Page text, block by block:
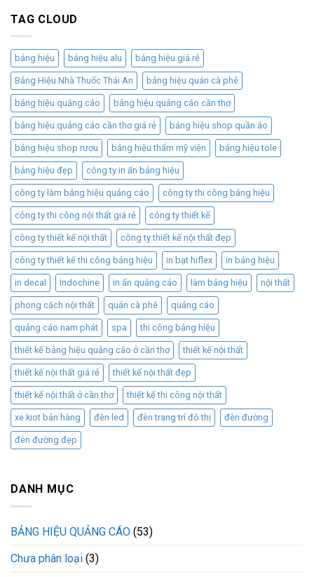
TAG CLOUD
bảng hiệu bảng hiệu alu bảng hiệu giá rẻ
Bảng Hiệu Nhà Thuốc Thái An bảng hiệu quán cà phê
bảng hiệu quảng cáo bảng hiệu quảng cáo cần thơ
bảng hiệu quảng cáo cần thơ giá rẻ bảng hiệu shop quần áo
bảng hiệu shop rượu bảng hiệu thẩm mỹ viện bảng hiệu tole
bảng hiệu đẹp công ty in ấn bảng hiệu
công ty làm bảng hiệu quảng cáo công ty thi công bảng hiệu
công ty thi công nội thất giá rẻ công ty thiết kế
công ty thiết kế nội thất công ty thiết kế nội thất đẹp
công ty thiết kế thi công bảng hiệu in bạt hiflex in bảng hiệu
in decal Indochine in ấn quảng cáo làm bảng hiệu nội thất
phong cách nội thất quán cà phê quảng cáo
quảng cáo nam phát spa thi công bảng hiệu
thiết kế bảng hiệu quảng cáo ở cần thơ thiết kế nội thất
thiết kế nội thất giá rẻ thiết kế nội thất đẹp
thiết kế nội thất ở cần thơ thiết kế thi công nội thất
xe kiot bán hàng đèn led đèn trang trí đô thị đèn đường
đèn đường đẹp
DANH MỤC
BẢNG HIỆU QUẢNG CÁO (53)
Chưa phân loại (3)